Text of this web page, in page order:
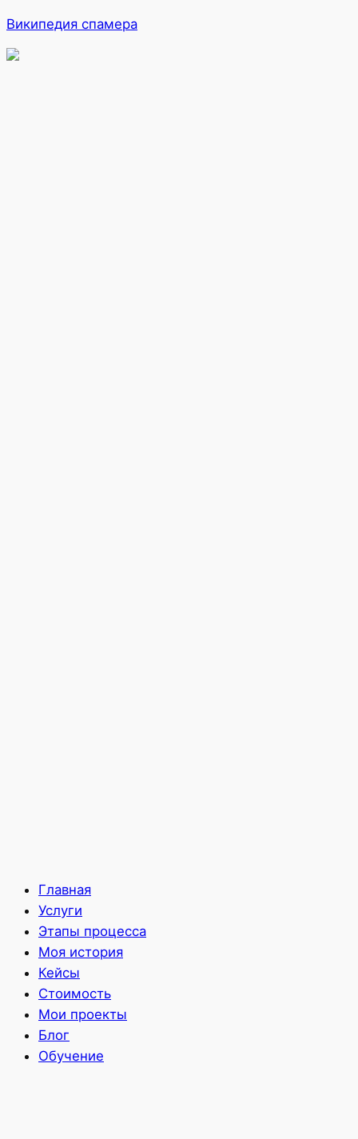
Википедия спамера
Главная
Услуги
Этапы процесса
Моя история
Кейсы
Стоимость
Мои проекты
Блог
Обучение